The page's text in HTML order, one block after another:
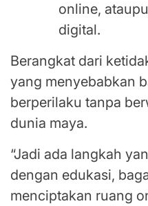
online,
digital.
Berangkat dari
yang menyebabkan
berperilaku tanpa
dunia maya.
“Jadi ada langkah
dengan edukasi,
menciptakan ruang